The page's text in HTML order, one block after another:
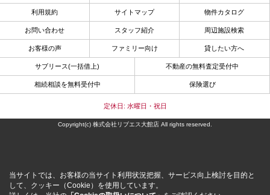
利用規約 サイトマップ 物件カタログ
お問い合わせ スタッフ紹介 周辺施設検索
お客様の声 ファミリー向け 貸したい方へ
サブリース(一括借上) 不動産の無料査定受付中
相続相談を無料受付中 保険選び
定休日: 水曜日・祝日
Copyright(c) 株式会社リブエス大館店 All rights reserved.
当サイトでは、お客様の当サイト利用状況把握、サービス向上検討を目的と
して、クッキー（Cookie）を使用しています。